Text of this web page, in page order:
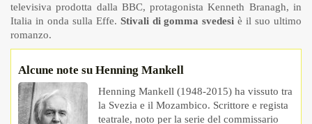
televisiva prodotta dalla BBC, protagonista Kenneth Branagh, in
Italia in onda sulla Effe. Stivali di gomma svedesi è il suo ultimo
romanzo.
Alcune note su Henning Mankell
Henning Mankell (1948-2015) ha vissuto tra
la Svezia e il Mozambico. Scrittore e regista
teatrale, noto per la serie del commissario